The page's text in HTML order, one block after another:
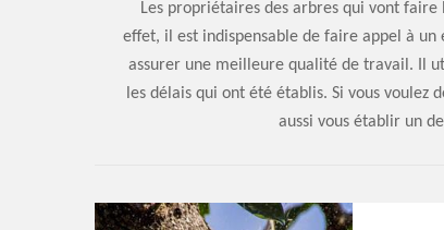
Les propriétaires des arbres qui vont
effet, il est indispensable de faire appel à
assurer une meilleure qualité de travail. Il
les délais qui ont été établis. Si vous
aussi vous établir un